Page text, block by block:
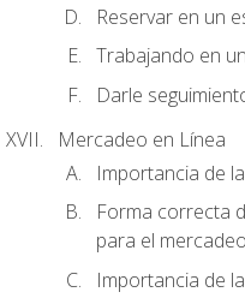
Reservar en un
Trabajando en
Darle
Mercadeo en Línea
Importancia de
Forma correcta
para el
Importancia de